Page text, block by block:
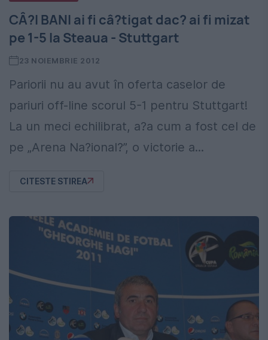
CÂ?I BANI ai fi câ?tigat dac? ai fi mizat
pe 1-5 la Steaua - Stuttgart
23 NOIEMBRIE 2012
Pariorii nu au avut în oferta caselor de
pariuri off-line scorul 5-1 pentru Stuttgart!
La un meci echilibrat, a?a cum a fost cel de
pe „Arena Na?ional?”, o victorie a...
CITESTE STIREA